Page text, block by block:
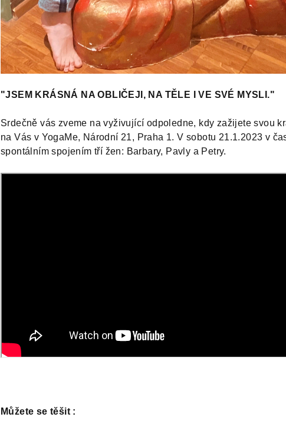
"JSEM KRÁSNÁ NA OBLIČEJI, NA TĚLE I VE SVÉ MYSLI."
Srdečně vás zveme na vyživující odpoledne, kdy zažijete svou
na Vás v YogaMe, Národní 21, Praha 1.V sobotu 21.1.2023 v
spontálním spojením tří žen: Barbary, Pavly a Petry.
Můžete se těšit :